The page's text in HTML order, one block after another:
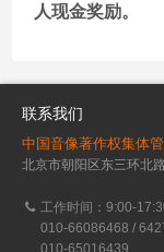
人现金奖励。
联系我们
中国音像著作权集体
北京市朝阳区东三环北
工作时间：9:00-
010-66086468 /
010-65016439